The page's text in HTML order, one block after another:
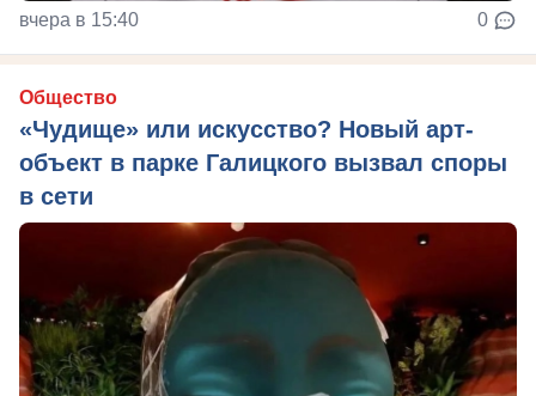
вчера в 15:40 0
Общество
«Чудище» или искусство? Новый арт-
объект в парке Галицкого вызвал споры
в сети